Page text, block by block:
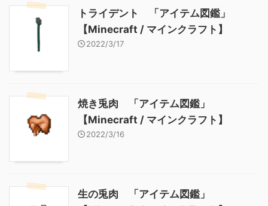
トライデント 「アイテム図鑑」
【Minecraft / マインクラフト】
2022/3/17
焼き兎肉 「アイテム図鑑」
【Minecraft / マインクラフト】
2022/3/16
生の兎肉 「アイテム図鑑」